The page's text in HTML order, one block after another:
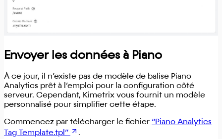
Envoyer les données à Piano
À ce jour, il n’existe pas de modèle de balise Piano
Analytics prêt à l’emploi pour la configuration côté
serveur. Cependant, Kimetrix vous fournit un modèle
personnalisé pour simplifier cette étape.
Commencez par télécharger le fichier “Piano Analytics
Tag Template.tpl”
.